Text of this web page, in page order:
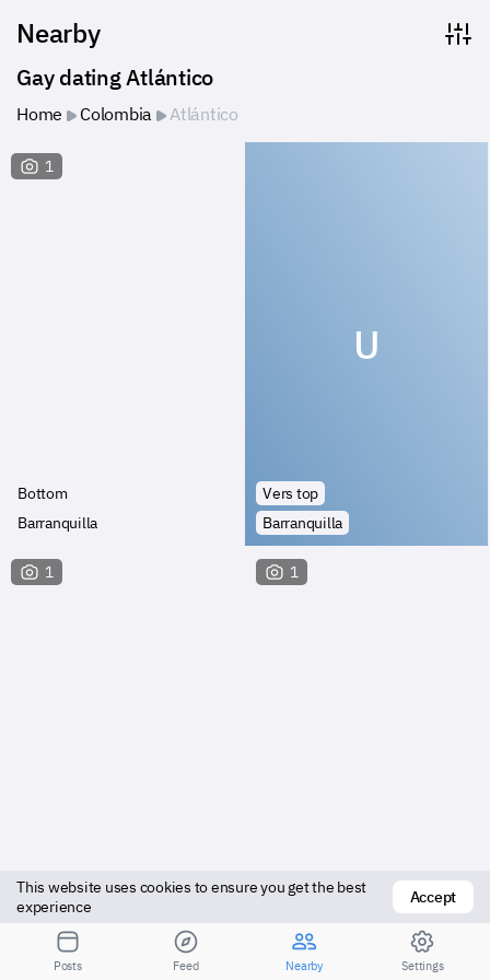
Nearby
Gay dating Atlántico
Home Colombia Atlántico
1
Bottom
Barranquilla
U
Vers top
Barranquilla
1
Vers top
Barranquilla
1
Bottom
Barranquilla
This website uses cookies to ensure you get the best
experience
Accept
Posts Feed Nearby Settings